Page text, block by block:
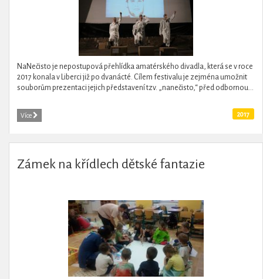
NaNečisto je nepostupová přehlídka amatérského divadla, která se v roce
2017 konala v Liberci již po dvanácté. Cílem festivalu je zejména umožnit
souborům prezentaci jejich představení tzv. „nanečisto,“ před odbornou...
Více 2017
Zámek na křídlech dětské fantazie